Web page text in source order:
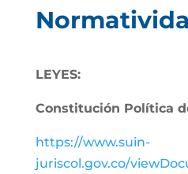
LEYES:
Constitución Política
https://www.suin-
juriscol.gov.co/